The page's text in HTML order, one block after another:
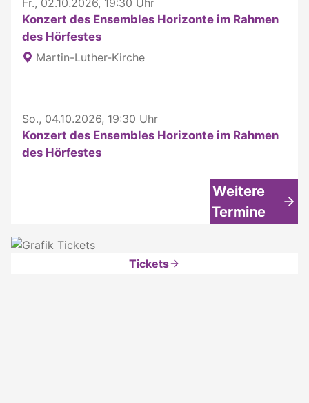
Konzert des Ensembles Horizonte im Rahmen
des Hörfestes
Martin-Luther-Kirche
So., 04.10.2026, 19:30 Uhr
Konzert des Ensembles Horizonte im Rahmen
des Hörfestes
Weitere
Termine
Tickets